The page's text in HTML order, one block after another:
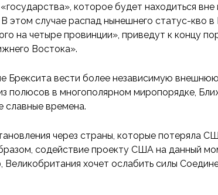
которое будет находиться вне
этом случае распад нынешнего статус-кво в
на четыре провинции», приведут к концу
Востока».
Брексита вести более независимую
полюсов в многополярном миропорядке,
славные времена.
через страны, которые потеряла
содействие проекту США на данный
Великобритания хочет ослабить силы